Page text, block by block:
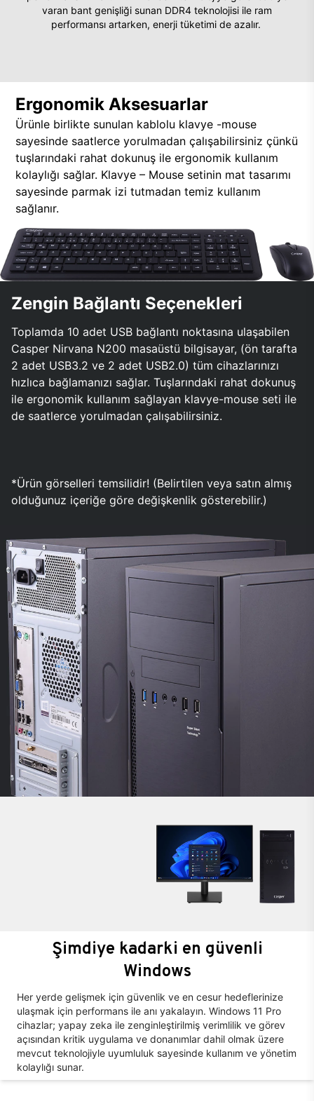
varan bant genişliği sunan DDR4 teknolojisi ile ram
performansı artarken, enerji tüketimi de azalır.
Ergonomik Aksesuarlar
Ürünle birlikte sunulan kablolu klavye -mouse
sayesinde saatlerce yorulmadan çalışabilirsiniz çünkü
tuşlarındaki rahat dokunuş ile ergonomik kullanım
kolaylığı sağlar. Klavye – Mouse setinin mat tasarımı
sayesinde parmak izi tutmadan temiz kullanım
sağlanır.
Zengin Bağlantı Seçenekleri
Toplamda 10 adet USB bağlantı noktasına ulaşabilen
Casper Nirvana N200 masaüstü bilgisayar, (ön tarafta
2 adet USB3.2 ve 2 adet USB2.0) tüm cihazlarınızı
hızlıca bağlamanızı sağlar. Tuşlarındaki rahat dokunuş
ile ergonomik kullanım sağlayan klavye-mouse seti ile
de saatlerce yorulmadan çalışabilirsiniz.
*Ürün görselleri temsilidir! (Belirtilen veya satın almış
olduğunuz içeriğe göre değişkenlik gösterebilir.)
Şimdiye kadarki en güvenli
Windows
Her yerde gelişmek için güvenlik ve en cesur hedeflerinize
ulaşmak için performans ile anı yakalayın. Windows 11 Pro
cihazlar; yapay zeka ile zenginleştirilmiş verimlilik ve görev
açısından kritik uygulama ve donanımlar dahil olmak üzere
mevcut teknolojiyle uyumluluk sayesinde kullanım ve yönetim
kolaylığı sunar.